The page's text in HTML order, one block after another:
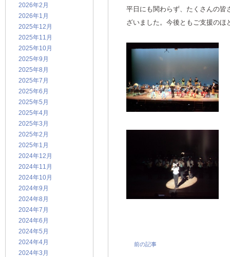
2026年2月
2026年1月
2025年12月
2025年11月
2025年10月
2025年9月
2025年8月
2025年7月
2025年6月
2025年5月
2025年4月
2025年3月
2025年2月
2025年1月
2024年12月
2024年11月
2024年10月
2024年9月
2024年8月
2024年7月
2024年6月
2024年5月
2024年4月
2024年3月
平日にも関わらず、たくさんの皆
ざいました。今後ともご支援の
前の記事